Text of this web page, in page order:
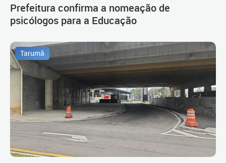
Prefeitura confirma a nomeação de
psicólogos para a Educação
Tarumã